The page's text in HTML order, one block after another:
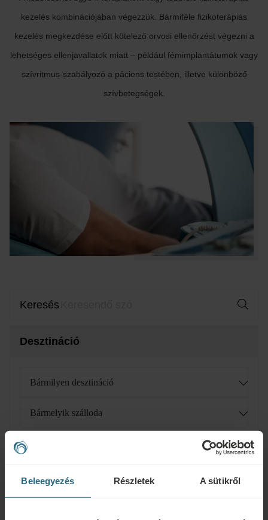
Beleegyezés Részletek A sütikről
kezelés kombinációjában végezzük. Bármiféle fizikoterápiás
kezelés megkezdése előtt kötelező orvosi ellenőrzést végezni a
lehetséges ellenjavallatok miatt – például fémimplantátumok vagy
szívritmus-szabályozó a páciens testében, illetve különböző
szívbetegségek.
Keresés
Desztináció
Bármilyen desztináció
Bármelyik szálloda
Egészségügyi állapot
Betegség, tünet